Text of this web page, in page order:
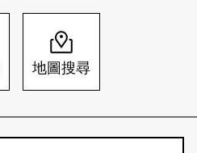
登入/註冊
地圖搜尋